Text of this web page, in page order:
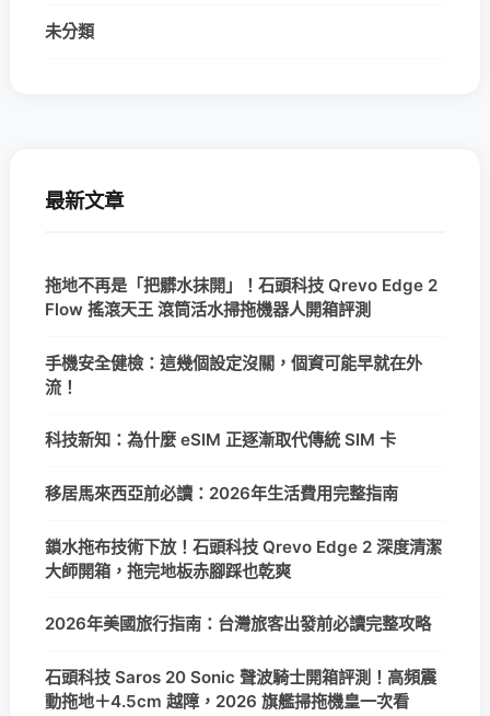
未分類
最新文章
拖地不再是「把髒水抹開」！石頭科技 Qrevo Edge 2
Flow 搖滾天王 滾筒活水掃拖機器人開箱評測
手機安全健檢：這幾個設定沒關，個資可能早就在外
流！
科技新知：為什麼 eSIM 正逐漸取代傳統 SIM 卡
移居馬來西亞前必讀：2026年生活費用完整指南
鎖水拖布技術下放！石頭科技 Qrevo Edge 2 深度清潔
大師開箱，拖完地板赤腳踩也乾爽
2026年美國旅行指南：台灣旅客出發前必讀完整攻略
石頭科技 Saros 20 Sonic 聲波騎士開箱評測！高頻震
動拖地＋4.5cm 越障，2026 旗艦掃拖機皇一次看